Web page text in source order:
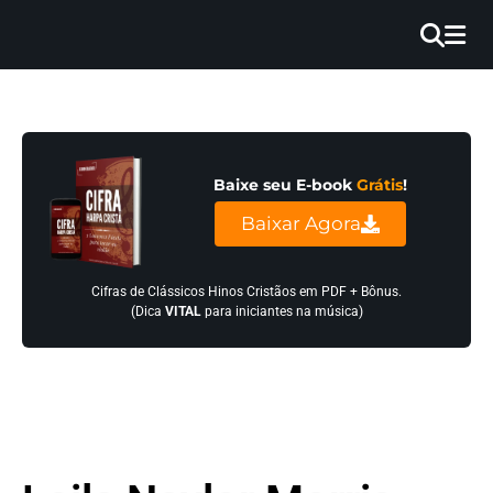
EBOOK
GRÁTIS
GUITAR
Baixe seu E-book Grátis!
Baixar Agora
Cifras de Clássicos Hinos Cristãos em PDF + Bônus.
(Dica VITALpara iniciantes na música)